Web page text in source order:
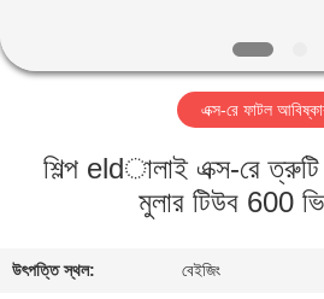
কারখানা
এক্স-রে ফাটল
শিল্প eldালাই এক্স-রে ত্রুটি
মুলার টিউব 600
উৎপত্তি স্থল: বেইজিং